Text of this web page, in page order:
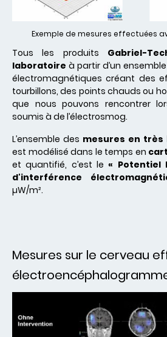
Exemple de mesures effectuées
Tous les produits Gabriel-
laboratoire à partir d’un
électromagnétiques créant des
tourbillons, des points chauds ou
que nous pouvons rencontrer
soumis à de l’électrosmog.
L’ensemble des mesures en très
est modélisé dans le temps en
et quantifié, c’est le« Potentiel
d'interférence
µW/m².
Mesures sur le cerveau